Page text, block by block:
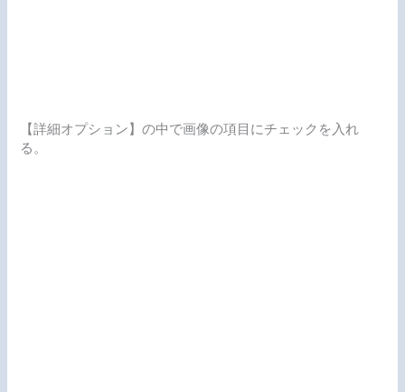
【詳細オプション】の中で画像の項目にチェックを入れ
る。